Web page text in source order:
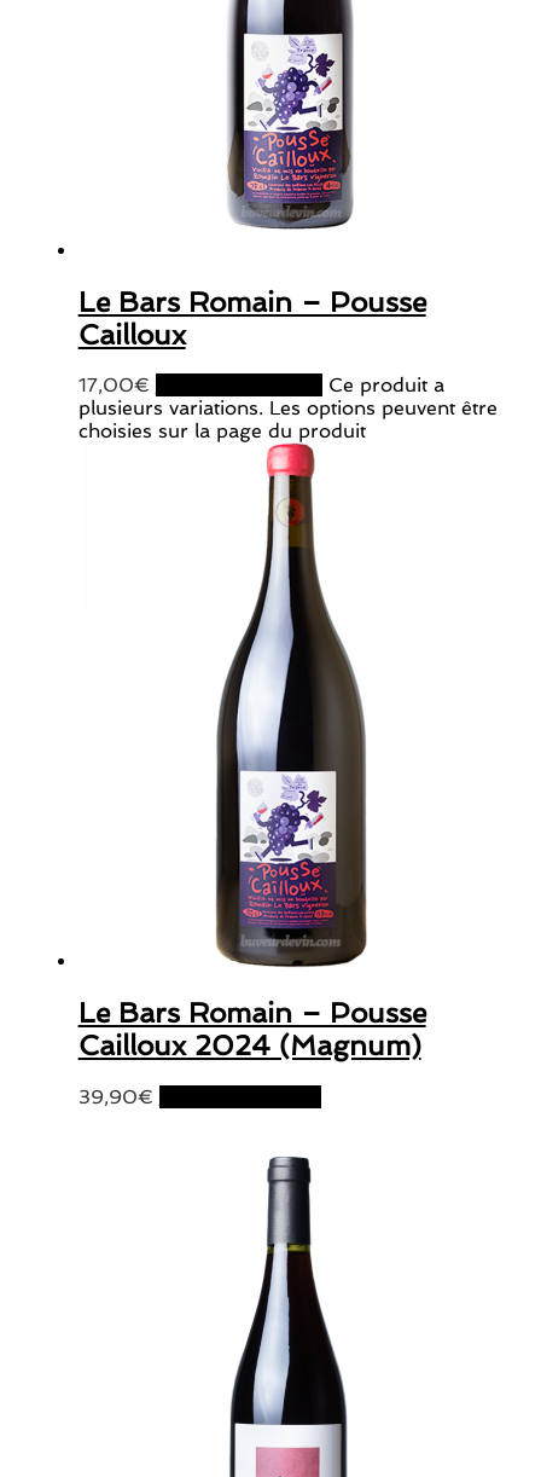
Le Bars Romain – Pousse
Cailloux
17,00€
Ce produit a
plusieurs variations. Les options peuvent être
choisies sur la page du produit
Le Bars Romain – Pousse
Cailloux 2024 (Magnum)
39,90€